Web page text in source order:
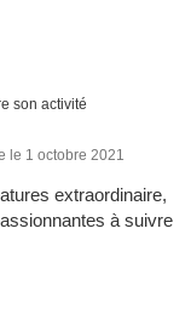
son activité
le 1 octobre 2021
extraordinaire,
à suivre